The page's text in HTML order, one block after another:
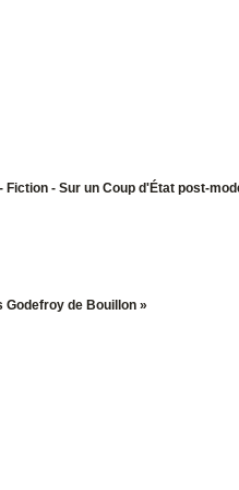
- Sur un Coup d'État post-
Godefroy de Bouillon »